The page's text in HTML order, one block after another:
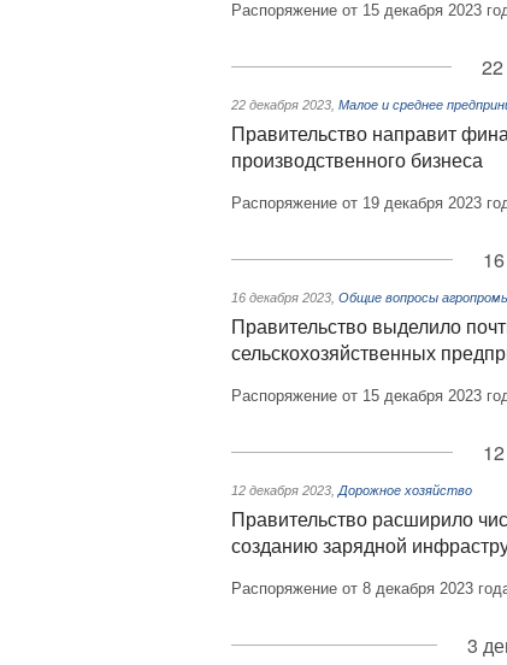
Распоряжение от 15 декабря 2023
22 декабря 2023 Малое и среднее
Правительство направит
производственного бизнеса
Распоряжение от 19 декабря 2023
16 декабря 2023 Общие вопросы
Правительство выделило
сельскохозяйственных
Распоряжение от 15 декабря 2023
12 декабря 2023 Дорожное хозяйство
Правительство расширило
созданию зарядной
Распоряжение от 8 декабря 2023
3